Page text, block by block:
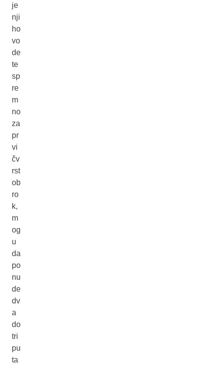
je
nji
ho
vo
de
te
sp
re
m
no
za
pr
vi
čv
rst
ob
ro
k,
m
og
u
da
po
nu
de
dv
a
do
tri
pu
ta